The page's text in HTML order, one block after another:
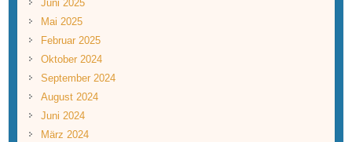
Juni 2025
Mai 2025
Februar 2025
Oktober 2024
September 2024
August 2024
Juni 2024
März 2024